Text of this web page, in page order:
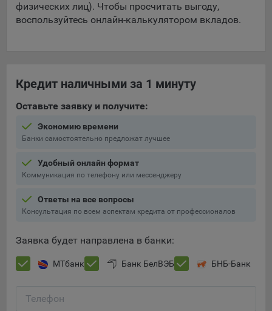
выявлять трудности, возникающие при использовании
сайта, а также позволяют оценить эффективность
9.5. Файлы cookie, применяемые для определения целевой
аудитории и в рекламных целях, например Яндекс.Метрика,
Технические/Функциональные, хранятся не более года;
Необходимые для функционирования веб-аналитических
платформ «Google Analytics», «Яндекс.Метрика»
передаются третьим лицам, часть из которых хранятся во
время пользования сайтом;
Остальные - не более года.
Отключение аналитических файлов cookie не позволяет
определять предпочтения пользователей сайта, в том числе
меры по совершенствованию работы сайта исходя из
физических лиц). Чтобы просчитать выгоду,
воспользуйтесь онлайн-калькулятором вкладов.
Кредит наличными за 1 минуту
Оставьте заявку и получите:
Экономию времени
Банки самостоятельно предложат лучшее
Удобный онлайн формат
Коммуникация по телефону или мессенджеру
Ответы на все вопросы
Консультация по всем аспектам кредита от профессионалов
Заявка будет направлена в банки:
МТбанк Банк БелВЭБ БНБ-Банк
Телефон